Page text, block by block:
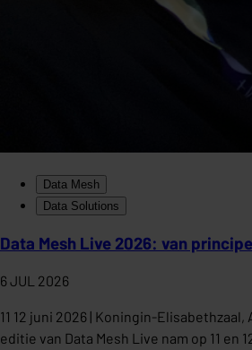
Data Mesh
Data Solutions
Data Mesh Live 2026: van
6 JUL 2026
11 12 juni 2026 | Koningin-
editie van Data Mesh Live nam op 11 en